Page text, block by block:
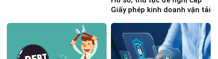
Giấy phép kinh doanh vận tải